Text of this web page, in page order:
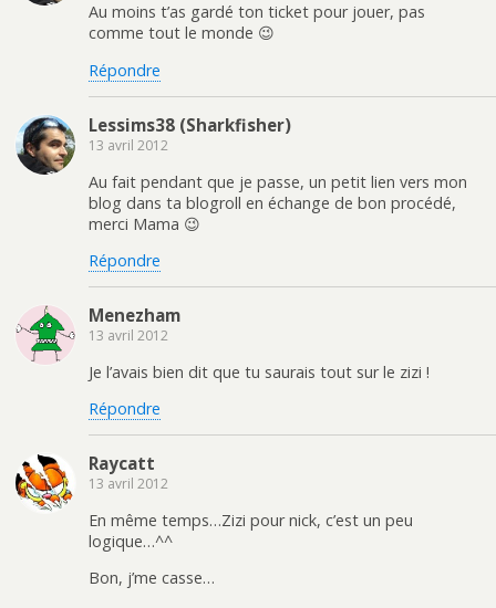
Au moins t’as gardé ton ticket pour jouer, pas
comme tout le monde 😉
Répondre
Lessims38 (Sharkfisher)
13 avril 2012
Au fait pendant que je passe, un petit lien vers mon
blog dans ta blogroll en échange de bon procédé,
merci Mama 😉
Répondre
Menezham
13 avril 2012
Je l’avais bien dit que tu saurais tout sur le zizi !
Répondre
Raycatt
13 avril 2012
En même temps…Zizi pour nick, c’est un peu
logique…^^
Bon, j’me casse…